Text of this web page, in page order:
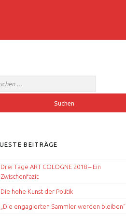
BEITRÄGE
Drei Tage ART COLOGNE 2018 – Ein
Zwischenfazit
Die hohe Kunst der Politik
„Die engagierten Sammler werden bleiben“